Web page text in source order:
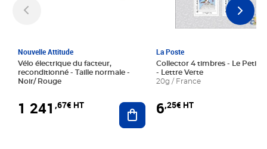
Nouvelle Attitude
Vélo électrique du facteur,
reconditionné - Taille normale -
Noir/ Rouge
1 241 ,67€ HT Ajouter au panier
La Poste
Collector 4 timbres - Le Petit
- Lettre Verte
20g / France
6,25€ HT